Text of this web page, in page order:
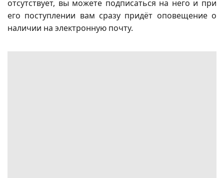
отсутствует, вы можете подписаться на него и при
его поступлении вам сразу придёт оповещение о
наличии на электронную почту.